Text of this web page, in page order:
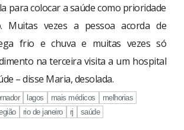
para colocar a saúde como prioridade
Muitas vezes a pessoa acorda de
frio e chuva e muitas vezes só
na terceira visita a um hospital
– disse Maria, desolada.
lagos mais médicos
melhorias
rio de janeiro rj saúde